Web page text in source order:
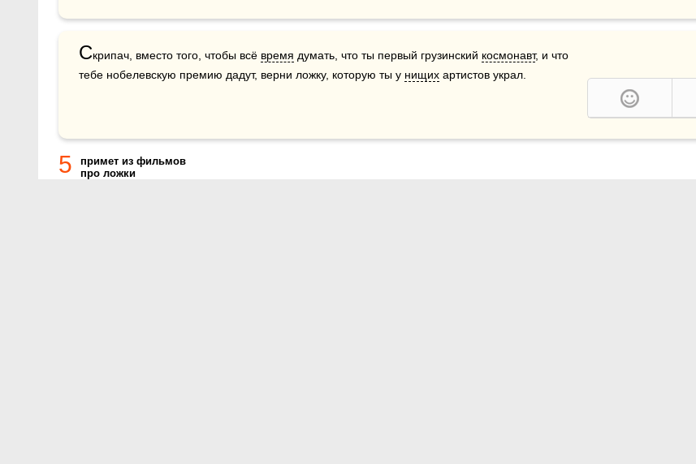
Скрипач, вместо того, чтобы всё время думать, что ты первый грузинский космонавт, и что
тебе нобелевскую премию дадут, верни ложку, которую ты у нищих артистов украл.
5
примет из фильмов
про ложки